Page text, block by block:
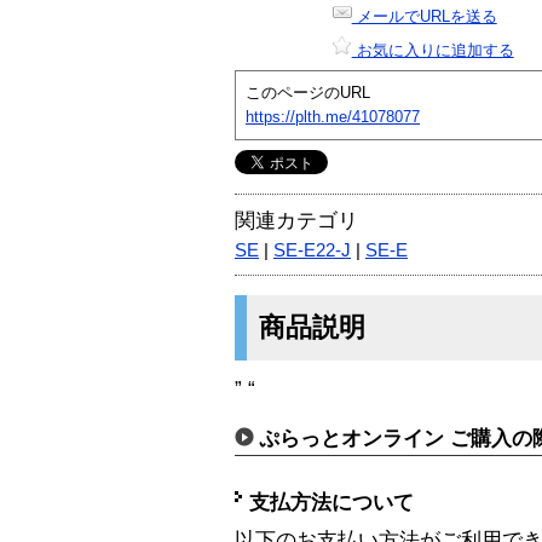
メールでURLを送る
お気に入りに追加する
このページのURL
https://plth.me/41078077
関連カテゴリ
SE SE-E22-J SE-E
商品説明
” “
ぷらっとオンライン ご購入の
支払方法について